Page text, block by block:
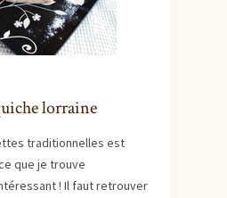
lorraine
traditionnelles est
que je trouve
! Il faut retrouver